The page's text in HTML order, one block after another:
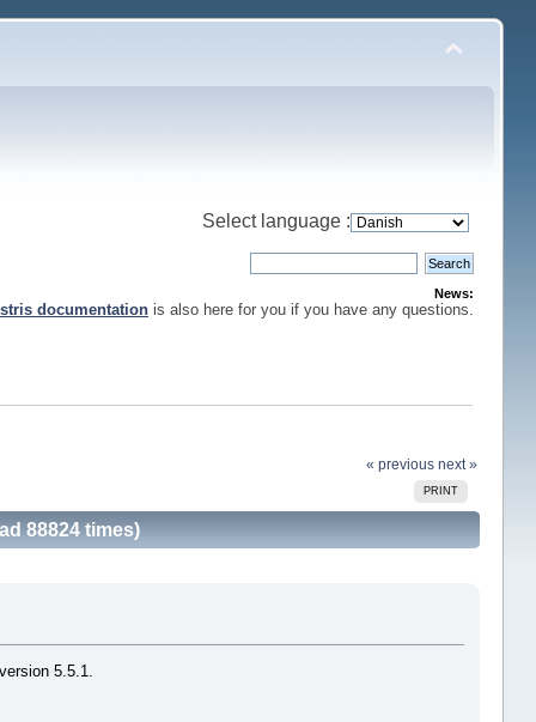
Select language :
News:
documentation is also here for you if you have any questions.
« previous next »
PRINT
88824 times)
5.5.1.